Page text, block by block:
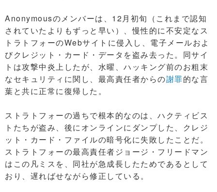
Anonymousのメンバーは、12月初旬（これまで認知
されていたよりもずっと早い）、慢性的に不安定なス
トラトフォーのWebサイトに侵入し、電子メールおよ
びクレジット・カード・データを盗み去った。同サイ
トは攻撃中炎上したが、水曜、ハッキング前のお粗末
なセキュリティに関し、最高責任者からの謝罪的な言
葉と共に正常に復帰した。
ストラトフォーの過ちで根本的なのは、ハクティビス
トたちが盗み、後にオンラインにダンプした、クレジ
ット・カード・ファイルの暗号化に失敗したことだ。
ストラトフォーの最高責任者ジョージ・フリードマン
はこの凡ミスを、同社が急成長したためであるとして
おり、遅ればせながら修正している。